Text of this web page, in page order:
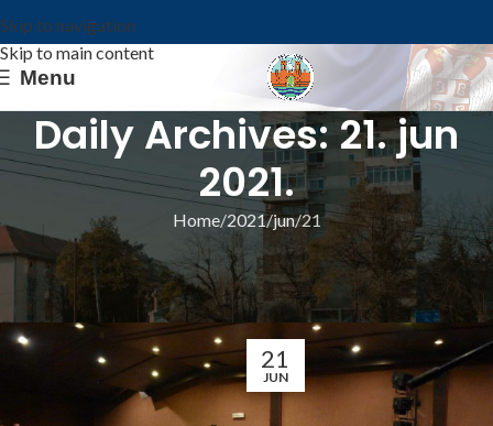
Skip to navigation
Skip to main content
Menu
Daily Archives: 21. jun
2021.
Home 2021 jun 21
ИЗ ОПШТИНЕ
10. СЕДНИЦА СО КОВИН
Општина Ковин
21
JUN